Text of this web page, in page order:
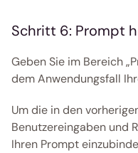
Schritt 6: Prompt
Geben Sie im Bereich
dem Anwendungsfall
Um die in den
Benutzereingaben und
Ihren Prompt